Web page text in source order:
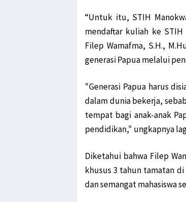
“Untuk itu, STIH
mendaftar kuliah ke
Filep Wamafma, S.H.,
generasi Papua melalui
"Generasi Papua harus
dalam dunia bekerja,
tempat bagi anak-anak
pendidikan," ungkapnya
Diketahui bahwa Filep
khusus 3 tahun tamatan
dan semangat mahasiswa